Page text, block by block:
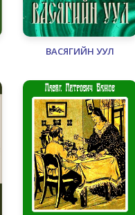
ВАСЯГИЙН УУЛ